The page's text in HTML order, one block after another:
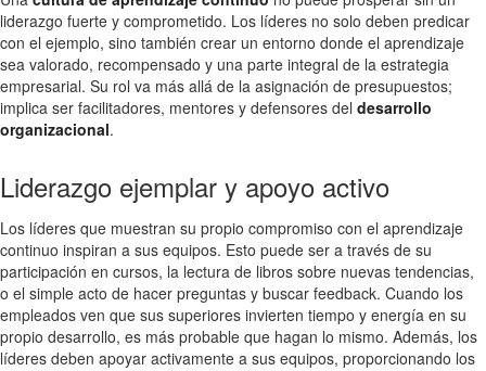
liderazgo fuerte y comprometido. Los líderes no solo deben predicar
con el ejemplo, sino también crear un entorno donde el aprendizaje
sea valorado, recompensado y una parte integral de la estrategia
empresarial. Su rol va más allá de la asignación de presupuestos;
implica ser facilitadores, mentores y defensores del desarrollo
organizacional.
Liderazgo ejemplar y apoyo activo
Los líderes que muestran su propio compromiso con el aprendizaje
continuo inspiran a sus equipos. Esto puede ser a través de su
participación en cursos, la lectura de libros sobre nuevas tendencias,
o el simple acto de hacer preguntas y buscar feedback. Cuando los
empleados ven que sus superiores invierten tiempo y energía en su
propio desarrollo, es más probable que hagan lo mismo. Además, los
líderes deben apoyar activamente a sus equipos, proporcionando los